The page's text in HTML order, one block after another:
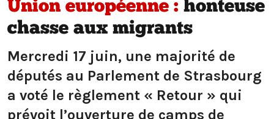
Union européenne : honteuse
chasse aux migrants
Mercredi 17 juin, une majorité de
députés au Parlement de Strasbourg
a voté le règlement « Retour » qui
prévoit l’ouverture de camps de